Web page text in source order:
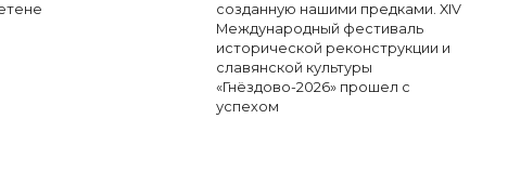
созданную нашими предками. XIV
Международный фестиваль
исторической реконструкции и
славянской культуры
«Гнёздово-2026» прошел с
успехом